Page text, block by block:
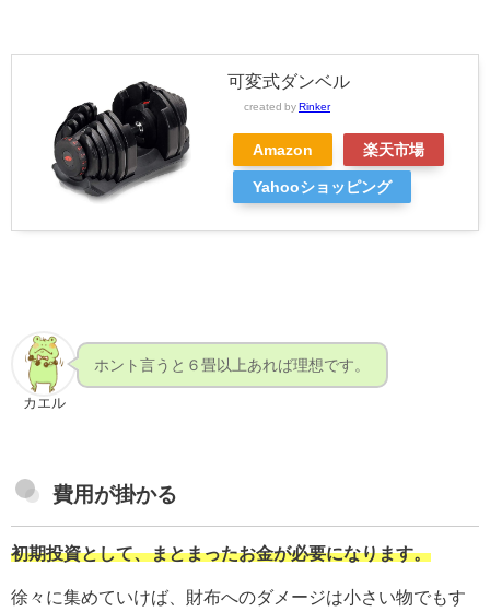
可変式ダンベル
created by Rinker
Amazon 楽天市場
Yahooショッピング
カエル
ホント言うと６畳以上あれば理想です。
費用が掛かる
初期投資として、まとまったお金が必要になります。
徐々に集めていけば、財布へのダメージは小さい物でもす